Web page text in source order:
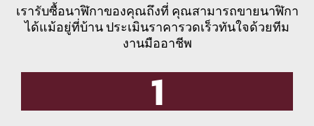
เรารับซื้อนาฬิกาของคุณถึงที่ คุณสามารถขายนาฬิกา
ได้แม้อยู่ที่บ้าน ประเมินราคารวดเร็วทันใจด้วยทีม
งานมืออาชีพ
1